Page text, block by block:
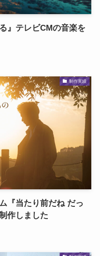
』テレビCMの音楽を
制作実績
『当たり前だね だっ
作しました